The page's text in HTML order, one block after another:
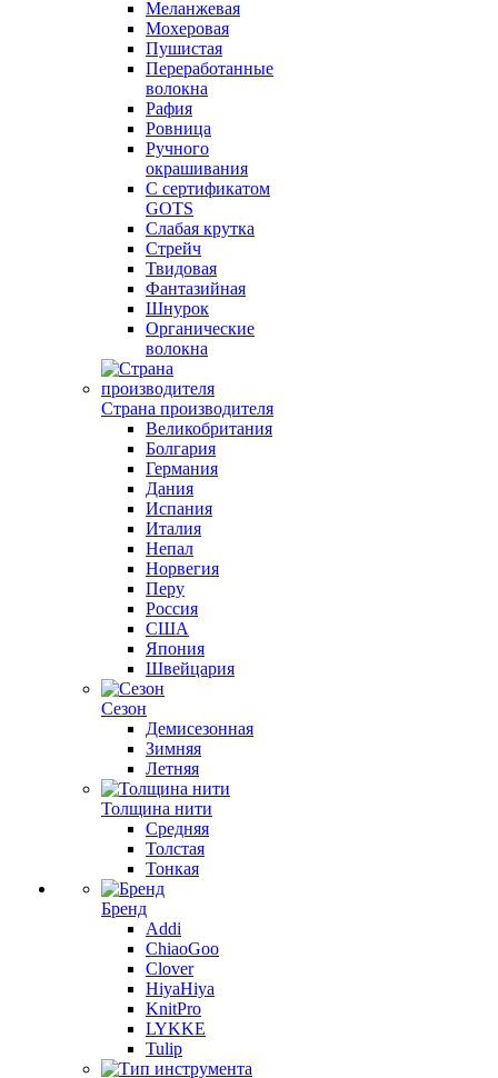
Меланжевая
Мохеровая
Пушистая
Переработанные
волокна
Рафия
Ровница
Ручного
окрашивания
С сертификатом
GOTS
Слабая крутка
Стрейч
Твидовая
Фантазийная
Шнурок
Органические
волокна
Страна производителя
Великобритания
Болгария
Германия
Дания
Испания
Италия
Непал
Норвегия
Перу
Россия
США
Япония
Швейцария
Сезон
Демисезонная
Зимняя
Летняя
Толщина нити
Средняя
Толстая
Тонкая
Бренд
Addi
ChiaoGoo
Clover
HiyaHiya
KnitPro
LYKKE
Tulip